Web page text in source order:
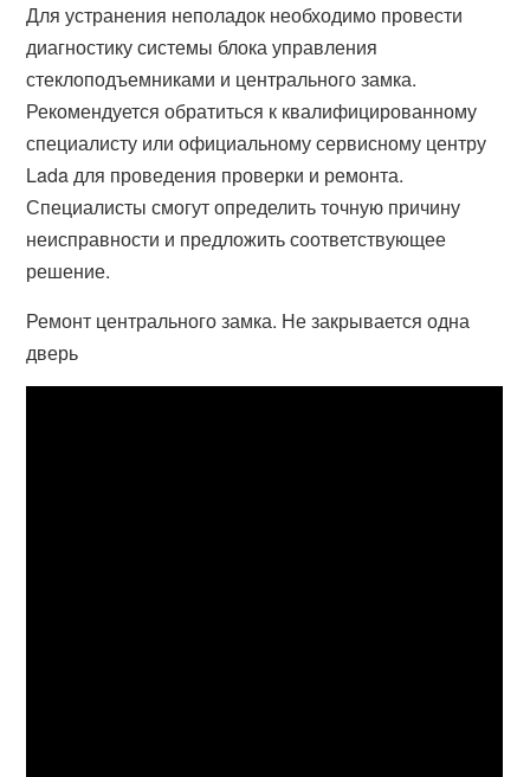
Для устранения неполадок необходимо провести
диагностику системы блока управления
стеклоподъемниками и центрального замка.
Рекомендуется обратиться к квалифицированному
специалисту или официальному сервисному центру
Lada для проведения проверки и ремонта.
Специалисты смогут определить точную причину
неисправности и предложить соответствующее
решение.
Ремонт центрального замка. Не закрывается одна
дверь